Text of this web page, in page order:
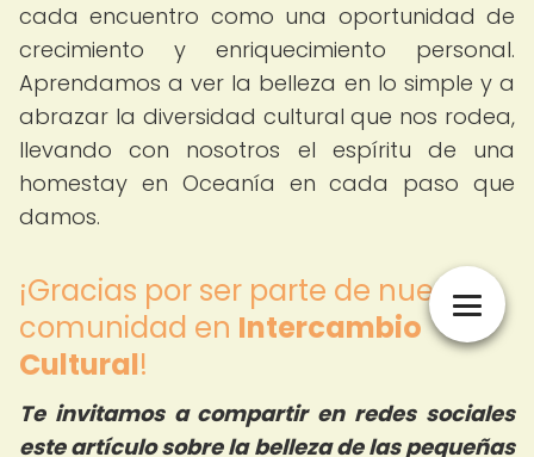
cada encuentro como una oportunidad de
crecimiento y enriquecimiento personal.
Aprendamos a ver la belleza en lo simple y a
abrazar la diversidad cultural que nos rodea,
llevando con nosotros el espíritu de una
homestay en Oceanía en cada paso que
damos.
¡Gracias por ser parte de nuestra
comunidad en Intercambio
Cultural!
Te invitamos a compartir en redes sociales
este artículo sobre la belleza de las pequeñas